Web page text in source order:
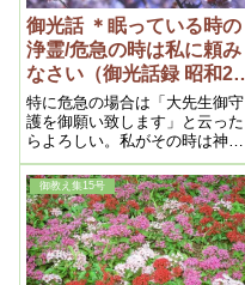
御光話 ＊眠っている時の
浄霊/危急の時は私に頼み
なさい（御光話録 昭和23
年11月8日②）
特に危急の場合は「大先生御守
護を御願い致します」と云った
らよろしい。私がその時は神様
の代理になりますから。然し普
段何でもないのにやられてはこ
っちは困りますがね。
御教え集15号